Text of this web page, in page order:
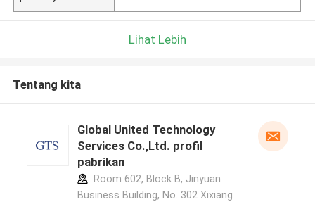
Lihat Lebih
Tentang kita
Global United Technology
Services Co.,Ltd. profil
pabrikan
Room 602, Block B, Jinyuan
Business Building, No. 302 Xixiang